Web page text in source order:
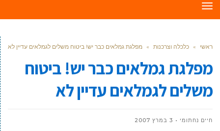
תפריט
ראשי » כלכלה וצרכנות » מפלגת גמלאים כבר יש! ביטוח משלים לגמלאים עדיין לא
מפלגת גמלאים כבר יש! ביטוח
משלים לגמלאים עדיין לא
חיים נחתומי 3 במרץ 2007